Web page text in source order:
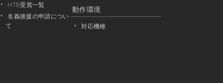
HTB受賞一覧
名義後援の申請につい
て
動作環境
対応機種